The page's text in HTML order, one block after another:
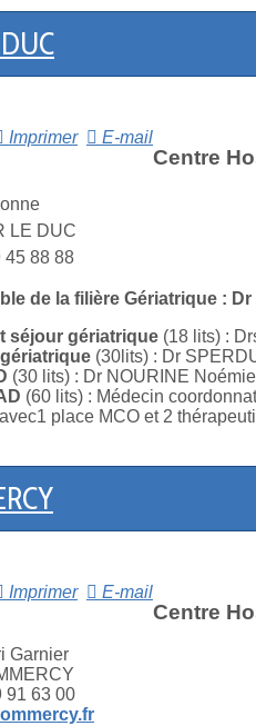
Imprimer
E-mail
Centre
LE DUC
45 88 88
de la filière Gériatrique :
séjour gériatrique (18 lits) :
(30lits) : Dr
(30 lits) : Dr NOURINE Noémie
(60 lits) : Médecin
avec1 place MCO et 2
Imprimer
E-mail
Centre
Garnier
91 63 00